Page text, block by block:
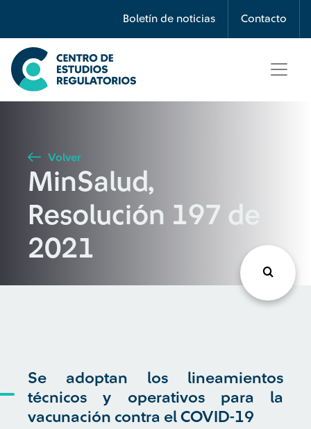
Boletín de noticias Contacto
Búsqueda
Seleccione país
Buscar
Volver
MinSalud,
Resolución 197 de
2021
Se adoptan los lineamientos
técnicos y operativos para la
vacunación contra el COVID-19